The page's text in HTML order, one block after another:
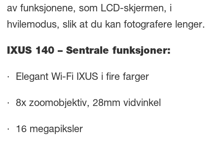
av funksjonene, som LCD-skjermen, i
hvilemodus, slik at du kan fotografere lenger.
IXUS 140 – Sentrale funksjoner:
· Elegant Wi-Fi IXUS i fire farger
· 8x zoomobjektiv, 28mm vidvinkel
· 16 megapiksler